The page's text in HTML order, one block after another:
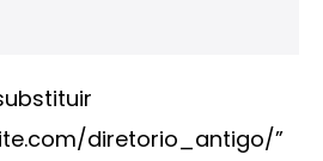
diretorio_antigo/”